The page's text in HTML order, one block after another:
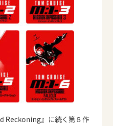
Reckoning』に続く 第８作